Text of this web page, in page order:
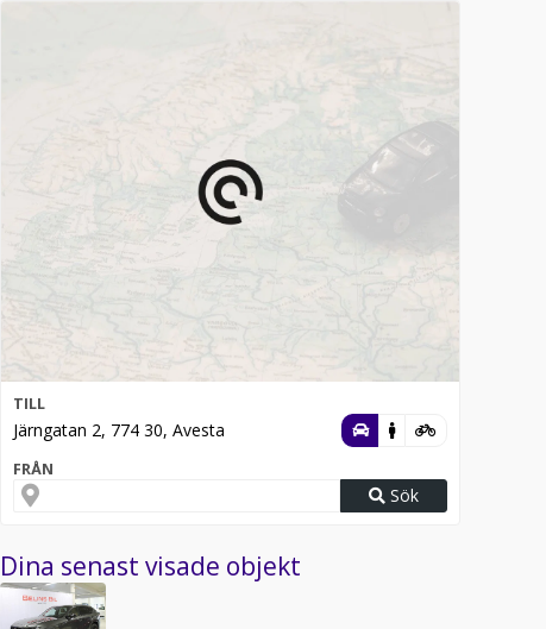
TILL
Järngatan 2, 774 30, Avesta
FRÅN
Sök
Dina senast visade objekt